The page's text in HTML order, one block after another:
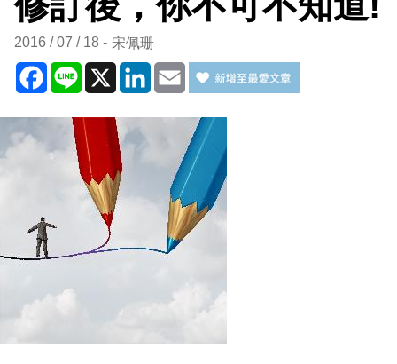
2016 / 07 / 18 宋佩珊
Facebook
Line X LinkedIn
Email